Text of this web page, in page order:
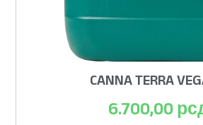
CANNA TERRA
6.700,00